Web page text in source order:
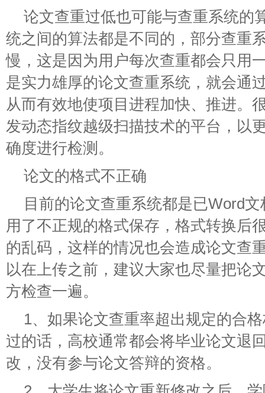
论文查重过低也可能与查重系统的
统之间的算法都是不同的，部分查重
慢，这是因为用户每次查重都会只用
是实力雄厚的论文查重系统，就会通
从而有效地使项目进程加快、推进。
发动态指纹越级扫描技术的平台，以
确度进行检测。
论文的格式不正确
目前的论文查重系统都是已Word
用了不正规的格式保存，格式转换后
的乱码，这样的情况也会造成论文查
以在上传之前，建议大家也尽量把论
方检查一遍。
1、如果论文查重率超出规定的合
过的话，高校通常都会将毕业论文退
改，没有参与论文答辩的资格。